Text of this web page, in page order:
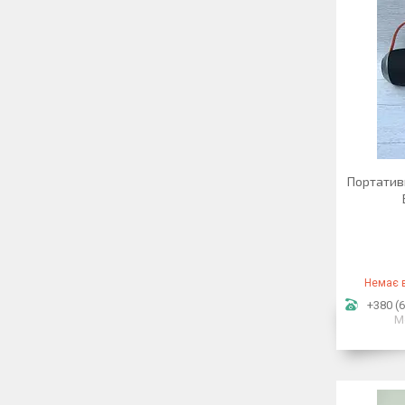
Немає
+380